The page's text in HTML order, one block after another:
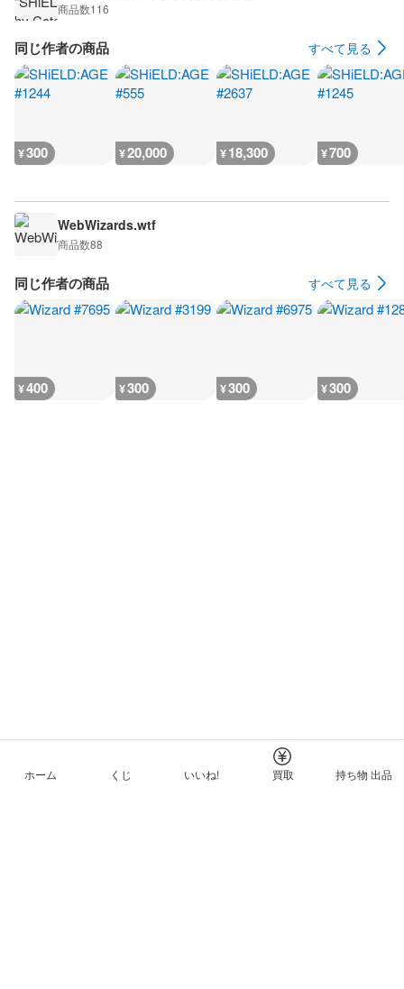
商品数116
同じ作者の商品 すべて見る
¥300 ¥20,000 ¥18,300 ¥700
WebWizards.wtf
商品数88
同じ作者の商品 すべて見る
¥400 ¥300 ¥300 ¥300
ホーム くじ いいね! 買取 持ち物 出品